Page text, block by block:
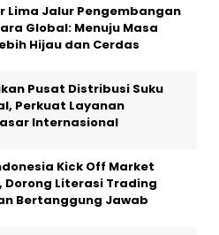
Lima Jalur Pengembangan
Global: Menuju Masa
Hijau dan Cerdas
Pusat Distribusi Suku
Perkuat Layanan
Internasional
Kick Off Market
Dorong Literasi Trading
Bertanggung Jawab